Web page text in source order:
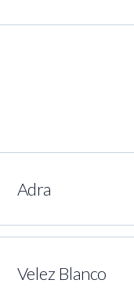
Adra
Velez Blanco